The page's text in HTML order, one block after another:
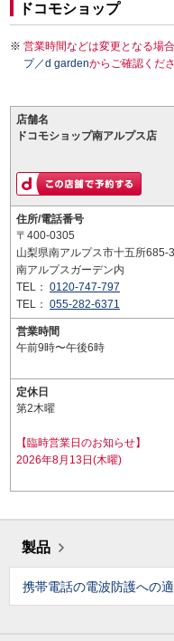
ドコモショップ
営業時間などは変更となる場
プ／d gardenからご確認くださ
店舗名
ドコモショップ南アルプス店
住所/電話番号
〒400-0305
山梨県南アルプス市十五所685-3
南アルプスガーデン内
TEL： 0120-747-797
TEL： 055-282-6371
営業時間
午前9時〜午後6時
定休日
第2木曜
【臨時営業日のお知らせ】
2026年8月13日(木曜)
製品
携帯電話の電波防護への